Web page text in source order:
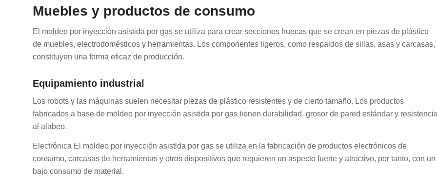
Muebles y productos de consumo
El moldeo por inyección asistida por gas se utiliza para crear secciones huecas que se crean en piezas de plástico
de muebles, electrodomésticos y herramientas. Los componentes ligeros, como respaldos de sillas, asas y carcasas,
constituyen una forma eficaz de producción.
Equipamiento industrial
Los robots y las máquinas suelen necesitar piezas de plástico resistentes y de cierto tamaño. Los productos
fabricados a base de moldeo por inyección asistida por gas tienen durabilidad, grosor de pared estándar y
al alabeo.
Electrónica El moldeo por inyección asistida por gas se utiliza en la fabricación de productos electrónicos de
consumo, carcasas de herramientas y otros dispositivos que requieren un aspecto fuerte y atractivo, por tanto, con un
bajo consumo de material.